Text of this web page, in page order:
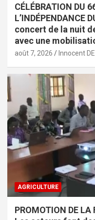
CÉLÉBRATION DU
L’INDÉPENDANCE
concert de la nuit
avec une
août 7, 2026 Innocent
AGRICULTURE
PROMOTION DE LA